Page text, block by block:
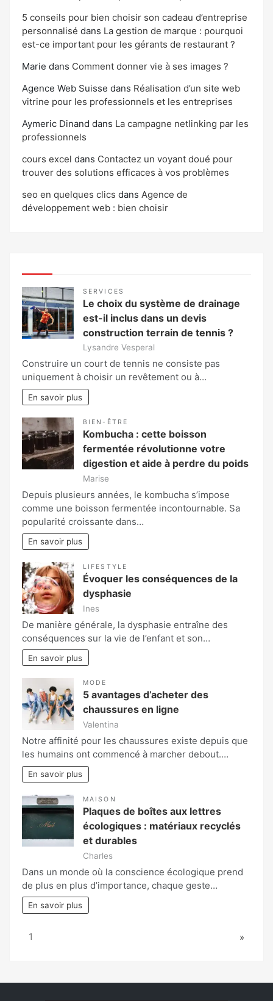
5 conseils pour bien choisir son cadeau d’entreprise
personnalisé dans La gestion de marque : pourquoi
est-ce important pour les gérants de restaurant ?
Marie dans Comment donner vie à ses images ?
Agence Web Suisse dans Réalisation d’un site web
vitrine pour les professionnels et les entreprises
Aymeric Dinand dans La campagne netlinking par les
professionnels
cours excel dans Contactez un voyant doué pour
trouver des solutions efficaces à vos problèmes
seo en quelques clics dans Agence de
développement web : bien choisir
SERVICES
Le choix du système de drainage
est-il inclus dans un devis
construction terrain de tennis ?
Lysandre Vesperal
Construire un court de tennis ne consiste pas
uniquement à choisir un revêtement ou à…
En savoir plus
BIEN-ÊTRE
Kombucha : cette boisson
fermentée révolutionne votre
digestion et aide à perdre du poids
Marise
Depuis plusieurs années, le kombucha s’impose
comme une boisson fermentée incontournable. Sa
popularité croissante dans…
En savoir plus
LIFESTYLE
Évoquer les conséquences de la
dysphasie
Ines
De manière générale, la dysphasie entraîne des
conséquences sur la vie de l’enfant et son…
En savoir plus
MODE
5 avantages d’acheter des
chaussures en ligne
Valentina
Notre affinité pour les chaussures existe depuis que
les humains ont commencé à marcher debout.…
En savoir plus
MAISON
Plaques de boîtes aux lettres
écologiques : matériaux recyclés
et durables
Charles
Dans un monde où la conscience écologique prend
de plus en plus d’importance, chaque geste…
En savoir plus
Page:
1 Next
»